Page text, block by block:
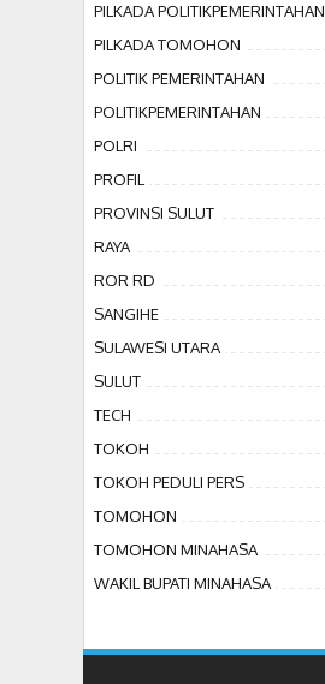
PILKADA POLITIKPEMERINTAHAN
PILKADA TOMOHON
POLITIK PEMERINTAHAN
POLITIKPEMERINTAHAN
POLRI
PROFIL
PROVINSI SULUT
RAYA
ROR RD
SANGIHE
SULAWESI UTARA
SULUT
TECH
TOKOH
TOKOH PEDULI PERS
TOMOHON
TOMOHON MINAHASA
WAKIL BUPATI MINAHASA